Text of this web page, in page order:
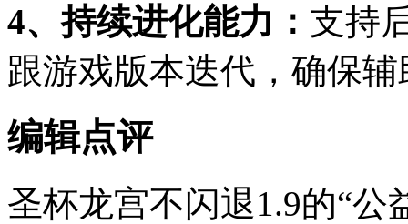
4、持续进化能力： 支持
跟游戏版本迭代，确保
编辑点评
圣杯龙宫不闪退1.9的“公